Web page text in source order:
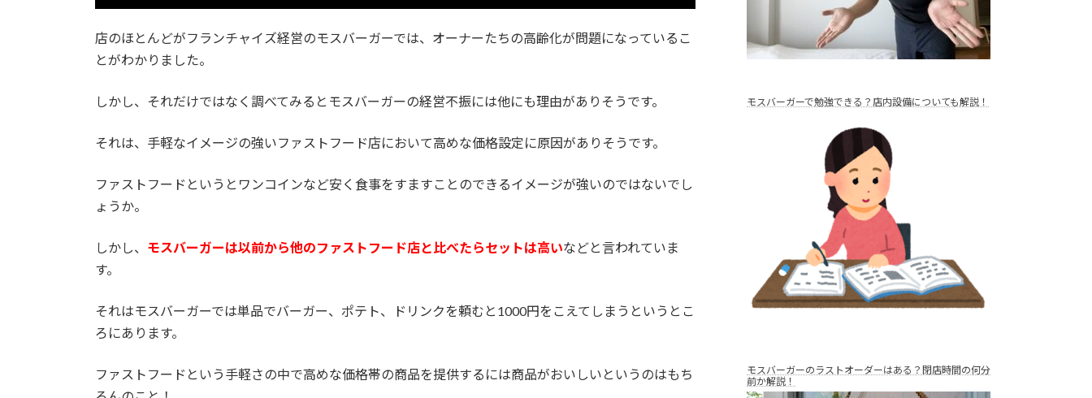
店のほとんどがフランチャイズ経営のモスバーガーでは、オーナーたちの高齢化が問題になっているこ
とがわかりました。
しかし、それだけではなく調べてみるとモスバーガーの経営不振には他にも理由がありそうです。
それは、手軽なイメージの強いファストフード店において高めな価格設定に原因がありそうです。
ファストフードというとワンコインなど安く食事をすますことのできるイメージが強いのではないでし
ょうか。
しかし、 モスバーガーは以前から他のファストフード店と比べたらセットは高いなどと言われていま
す。
それはモスバーガーでは単品でバーガー、ポテト、ドリンクを頼むと1000円をこえてしまうというとこ
ろにあります。
ファストフードという手軽さの中で高めな価格帯の商品を提供するには商品がおいしいというのはもち
モスバーガーで勉強できる？店内設備についても解説！
モスバーガーのラストオーダーはある？閉店時間の何分
前か解説！